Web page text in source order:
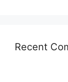
Recent